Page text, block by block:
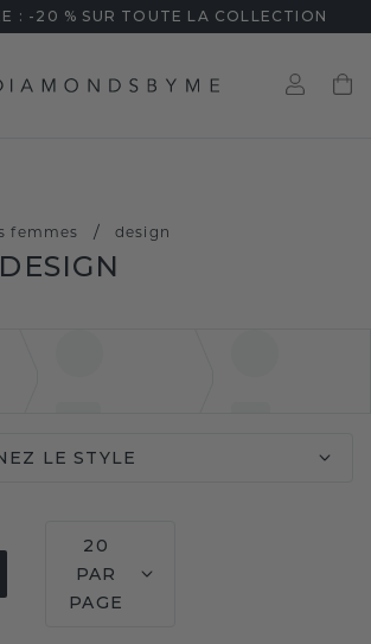
: -20 % SUR TOUTE LA COLLECTION
femmes / design
LE STYLE
20
PAR
PAGE